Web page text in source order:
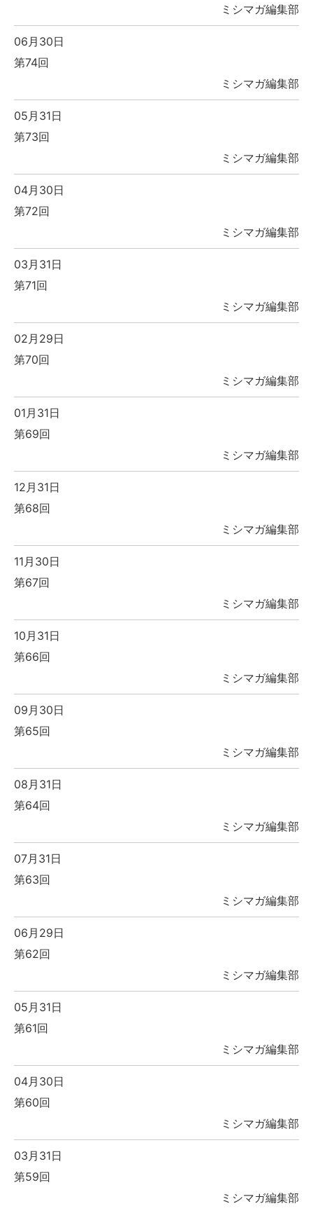
ミシマガ編集部
06月30日
第74回
ミシマガ編集部
05月31日
第73回
ミシマガ編集部
04月30日
第72回
ミシマガ編集部
03月31日
第71回
ミシマガ編集部
02月29日
第70回
ミシマガ編集部
01月31日
第69回
ミシマガ編集部
12月31日
第68回
ミシマガ編集部
11月30日
第67回
ミシマガ編集部
10月31日
第66回
ミシマガ編集部
09月30日
第65回
ミシマガ編集部
08月31日
第64回
ミシマガ編集部
07月31日
第63回
ミシマガ編集部
06月29日
第62回
ミシマガ編集部
05月31日
第61回
ミシマガ編集部
04月30日
第60回
ミシマガ編集部
03月31日
第59回
ミシマガ編集部